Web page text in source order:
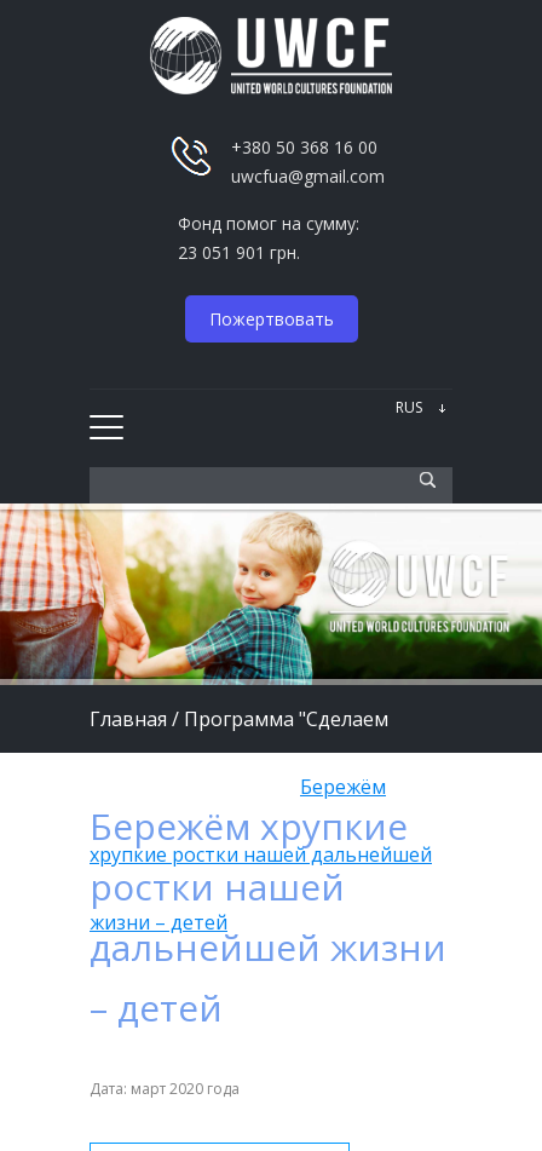
+380 50 368 16 00
uwcfua@gmail.com
Фонд помог на сумму:
23 051 901 грн.
Пожертвовать
Главная / Программа "Сделаем
Бережём
хрупкие ростки нашей дальнейшей
жизни – детей
Бережём хрупкие
ростки нашей
дальнейшей жизни
– детей
Дата: март 2020 года